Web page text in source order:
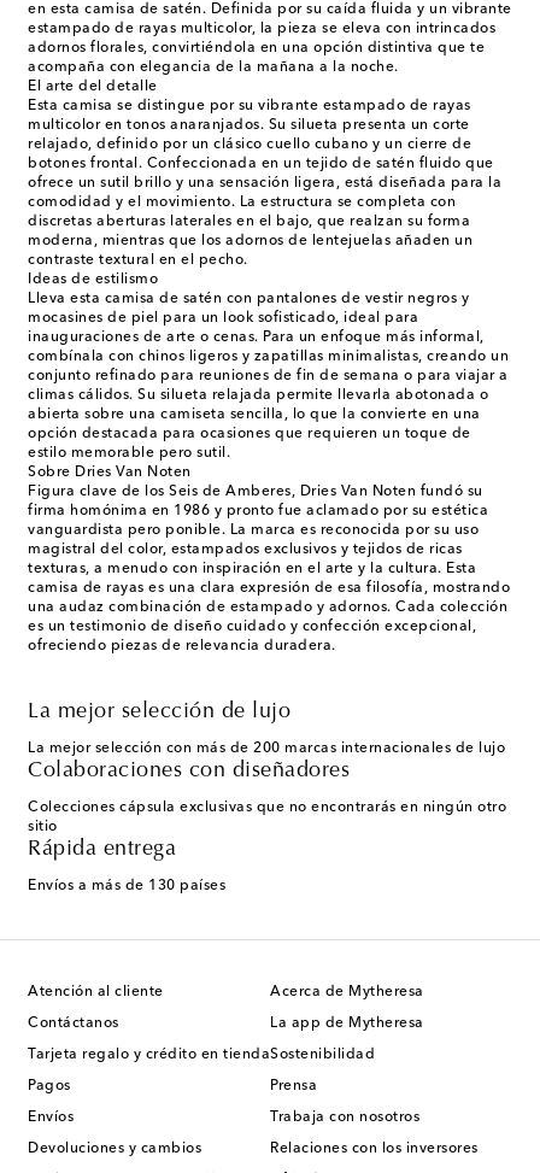
en esta camisa de satén. Definida por su caída fluida y un vibrante
estampado de rayas multicolor, la pieza se eleva con intrincados
adornos florales, convirtiéndola en una opción distintiva que te
acompaña con elegancia de la mañana a la noche.
El arte del detalle
Esta camisa se distingue por su vibrante estampado de rayas
multicolor en tonos anaranjados. Su silueta presenta un corte
relajado, definido por un clásico cuello cubano y un cierre de
botones frontal. Confeccionada en un tejido de satén fluido que
ofrece un sutil brillo y una sensación ligera, está diseñada para la
comodidad y el movimiento. La estructura se completa con
discretas aberturas laterales en el bajo, que realzan su forma
moderna, mientras que los adornos de lentejuelas añaden un
contraste textural en el pecho.
Ideas de estilismo
Lleva esta camisa de satén con pantalones de vestir negros y
mocasines de piel para un look sofisticado, ideal para
inauguraciones de arte o cenas. Para un enfoque más informal,
combínala con chinos ligeros y zapatillas minimalistas, creando un
conjunto refinado para reuniones de fin de semana o para viajar a
climas cálidos. Su silueta relajada permite llevarla abotonada o
abierta sobre una camiseta sencilla, lo que la convierte en una
opción destacada para ocasiones que requieren un toque de
estilo memorable pero sutil.
Sobre Dries Van Noten
Figura clave de los Seis de Amberes, Dries Van Noten fundó su
firma homónima en 1986 y pronto fue aclamado por su estética
vanguardista pero ponible. La marca es reconocida por su uso
magistral del color, estampados exclusivos y tejidos de ricas
texturas, a menudo con inspiración en el arte y la cultura. Esta
camisa de rayas es una clara expresión de esa filosofía, mostrando
una audaz combinación de estampado y adornos. Cada colección
es un testimonio de diseño cuidado y confección excepcional,
ofreciendo piezas de relevancia duradera.
La mejor selección de lujo
La mejor selección con más de 200 marcas internacionales de lujo
Colaboraciones con diseñadores
Colecciones cápsula exclusivas que no encontrarás en ningún otro
sitio
Rápida entrega
Envíos a más de 130 países
Atención al cliente
Contáctanos
Tarjeta regalo y crédito en tienda
Pagos
Envíos
Devoluciones y cambios
Acerca de Mytheresa
La app de Mytheresa
Sostenibilidad
Prensa
Trabaja con nosotros
Relaciones con los inversores